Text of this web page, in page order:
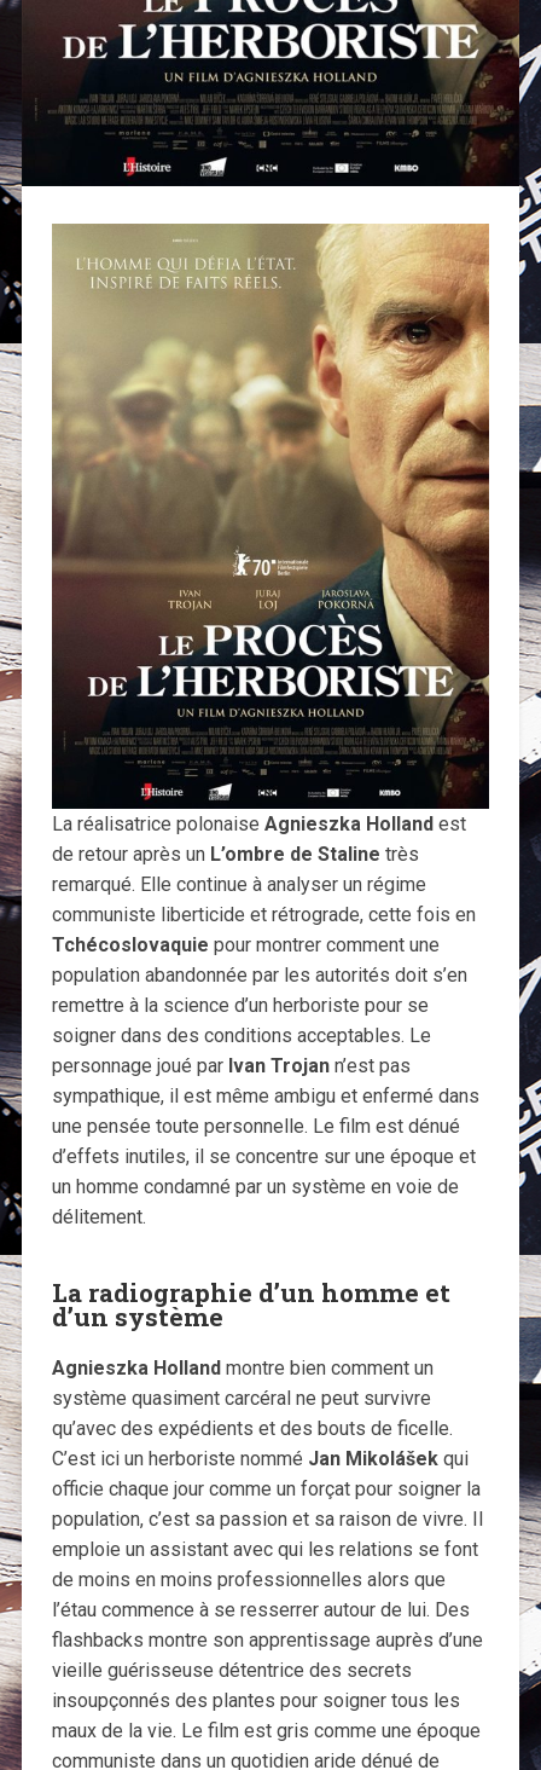
La réalisatrice polonaise Agnieszka Holland est
de retour après un L’ombre de Staline très
remarqué. Elle continue à analyser un régime
communiste liberticide et rétrograde, cette fois en
Tchécoslovaquie pour montrer comment une
population abandonnée par les autorités doit s’en
remettre à la science d’un herboriste pour se
soigner dans des conditions acceptables. Le
personnage joué parIvan Trojann’est pas
sympathique, il est même ambigu et enfermé dans
une pensée toute personnelle. Le film est dénué
d’effets inutiles, il se concentre sur une époque et
un homme condamné par un système en voie de
délitement.
La radiographie d’un homme et
d’un système
Agnieszka Hollandmontre bien comment un
système quasiment carcéral ne peut survivre
qu’avec des expédients et des bouts de ficelle.
C’est ici un herboriste nommé Jan Mikolášekqui
officie chaque jour comme un forçat pour soigner la
population, c’est sa passion et sa raison de vivre. Il
emploie un assistant avec qui les relations se font
de moins en moins professionnelles alors que
l’étau commence à se resserrer autour de lui. Des
flashbacks montre son apprentissage auprès d’une
vieille guérisseuse détentrice des secrets
insoupçonnés des plantes pour soigner tous les
maux de la vie. Le film est gris comme une époque
communiste dans un quotidien aride dénué de